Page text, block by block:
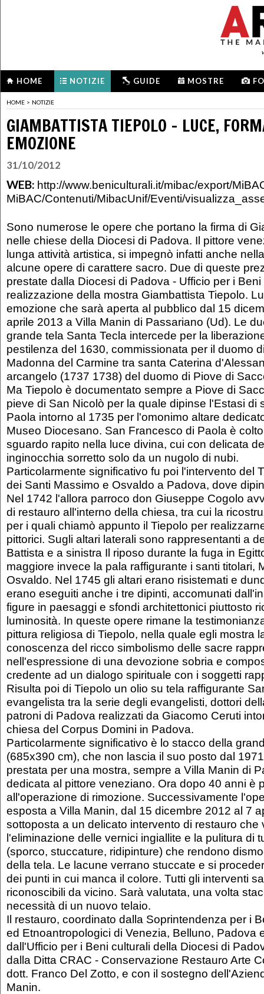
HOME NOTIZIE GUIDE MOSTRE
HOME > NOTIZIE
GIAMBATTISTA TIEPOLO - LUCE,
EMOZIONE
31/10/2012
WEB: http://www.beniculturali.it/mibac/export/
MiBAC/Contenuti/MibacUnif/Eventi/
Sono numerose le opere che portano la firma di
nelle chiese della Diocesi di Padova. Il pittore
lunga attività artistica, si impegnò infatti anche
alcune opere di carattere sacro. Due di queste
prestate dalla Diocesi di Padova - Ufficio per i
realizzazione della mostra Giambattista Tiepolo.
emozione che sarà aperta al pubblico dal 15
aprile 2013 a Villa Manin di Passariano (Ud). Le
grande tela Santa Tecla intercede per la
pestilenza del 1630, commissionata per il duomo
Madonna del Carmine tra santa Caterina
arcangelo (1737 1738) del duomo di Piove di
Ma Tiepolo è documentato sempre a Piove di
pieve di San Nicolò per la quale dipinse l'Estasi di
Paola intorno al 1735 per l'omonimo altare
Museo Diocesano. San Francesco di Paola è
sguardo rapito nella luce divina, cui con delicata
inginocchia sorretto solo da un nugolo di nubi.
Particolarmente significativo fu poi l'intervento del
dei Santi Massimo e Osvaldo a Padova, dove
Nel 1742 l'allora parroco don Giuseppe Cogolo
di restauro all'interno della chiesa, tra cui la
per i quali chiamò appunto il Tiepolo per
pittorici. Sugli altari laterali sono rappresentanti a
Battista e a sinistra Il riposo durante la fuga in
maggiore invece la pala raffigurante i santi titolari,
Osvaldo. Nel 1745 gli altari erano risistemati e
erano eseguiti anche i tre dipinti, accomunati
figure in paesaggi e sfondi architettonici piuttosto
luminosità. In queste opere rimane la
pittura religiosa di Tiepolo, nella quale egli mostra
conoscenza del ricco simbolismo delle sacre
nell'espressione di una devozione sobria e
credente ad un dialogo spirituale con i soggetti
Risulta poi di Tiepolo un olio su tela raffigurante
evangelista tra la serie degli evangelisti, dottori
patroni di Padova realizzati da Giacomo Ceruti
chiesa del Corpus Domini in Padova.
Particolarmente significativo è lo stacco della
(685x390 cm), che non lascia il suo posto dal
prestata per una mostra, sempre a Villa Manin di
dedicata al pittore veneziano. Ora dopo 40 anni è
all'operazione di rimozione. Successivamente
esposta a Villa Manin, dal 15 dicembre 2012 al 7
sottoposta a un delicato intervento di restauro che
l'eliminazione delle vernici ingiallite e la pulitura di
(sporco, stuccature, ridipinture) che rendono
della tela. Le lacune verrano stuccate e si
dei punti in cui manca il colore. Tutti gli interventi
riconoscibili da vicino. Sarà valutata, una volta
necessità di un nuovo telaio.
Il restauro, coordinato dalla Soprintendenza per i
ed Etnoantropologici di Venezia, Belluno, Padova
dall'Ufficio per i Beni culturali della Diocesi di
dalla Ditta CRAC - Conservazione Restauro Arte
dott. Franco Del Zotto, e con il sostegno
Manin.